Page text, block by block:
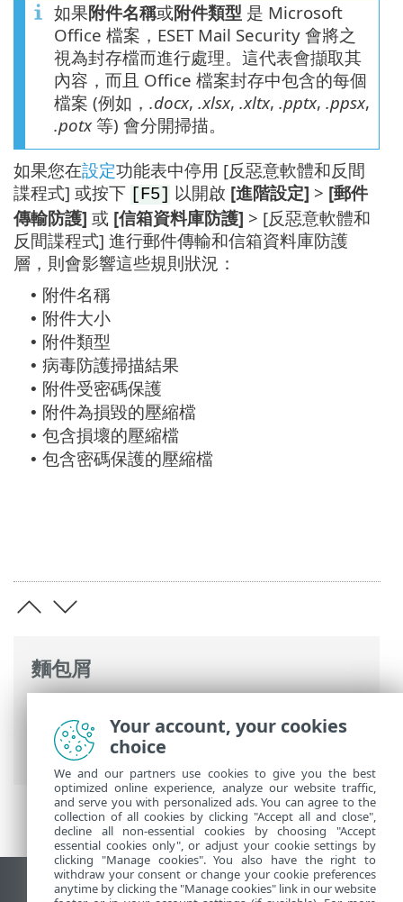
麵包屑
設定>郵件傳輸防護>規則>規則精靈>
規則條件
如果附件名稱或附件類型 是 Microsoft
Office 檔案，ESET Mail Security 會將之
視為封存檔而進行處理。這代表會擷取其
內容，而且 Office 檔案封存中包含的每個
檔案 (例如， .docx, .xlsx, .xltx, .pptx, .ppsx,
.potx等) 會分開掃描。
如果您在設定功能表中停用 [反惡意軟體和反間
諜程式] 或按下 [F5] 以開啟 [進階設定] > [郵件
傳輸防護] 或 [信箱資料庫防護] > [反惡意軟體和
反間諜程式] 進行郵件傳輸和信箱資料庫防護
層，則會影響這些規則狀況：
• 附件名稱
• 附件大小
• 附件類型
• 病毒防護掃描結果
• 附件受密碼保護
• 附件為損毀的壓縮檔
• 包含損壞的壓縮檔
• 包含密碼保護的壓縮檔
檢視桌面網站
Your account, your cookies
choice
We and our partners use cookies to give you the best
optimized online experience, analyze our website traffic,
and serve you with personalized ads. You can agree to the
collection of all cookies by clicking "Accept all and close",
decline all non-essential cookies by choosing "Accept
essential cookies only", or adjust your cookie settings by
clicking "Manage cookies". You also have the right to
withdraw your consent or change your cookie preferences
anytime by clicking the "Manage cookies" link in our website